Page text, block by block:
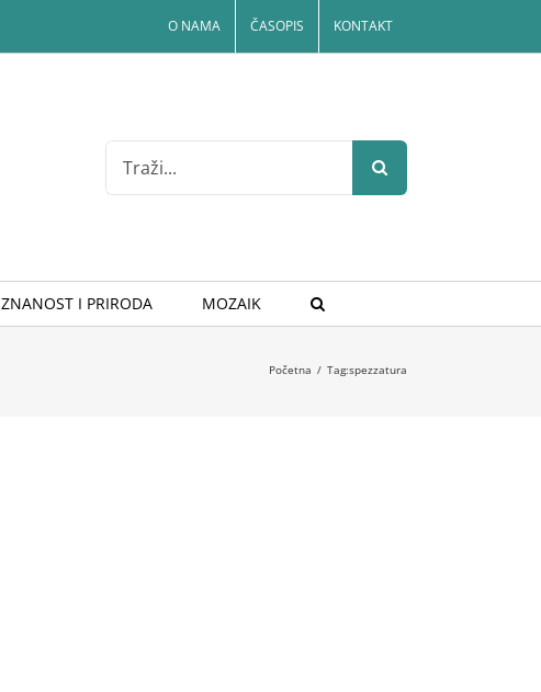
O NAMA ČASOPIS KONTAKT
Search
for:
ZNANOST I PRIRODA MOZAIK
Početna / Tag:spezzatura